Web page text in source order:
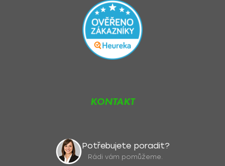
KONTAKT
Potřebujete poradit?
Rádi vám pomůžeme.